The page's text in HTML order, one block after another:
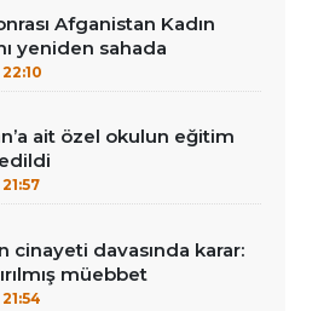
Afganistan Kadın
yeniden sahada
22:10
ait özel okulun eğitim
21:57
cinayeti davasında karar:
müebbet
21:54